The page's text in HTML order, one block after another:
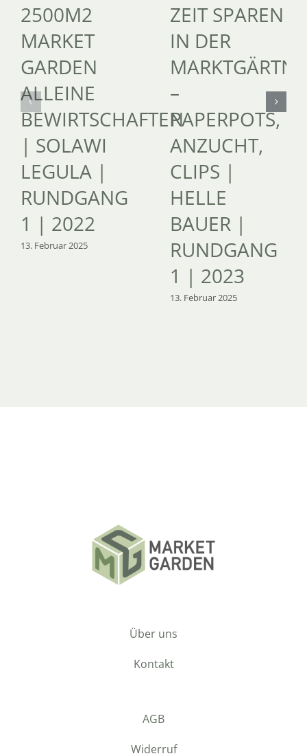
2500M2
MARKET
GARDEN
ALLEINE
BEWIRTSCHAFTEN
| SOLAWI
LEGULA |
RUNDGANG
1 | 2022
13. Februar 2025
ZEIT SPAREN
IN DER
–
PAPERPOTS,
ANZUCHT,
CLIPS |
HELLE
BAUER |
RUNDGANG
1 | 2023
13. Februar 2025
Über uns
Kontakt
AGB
Widerruf